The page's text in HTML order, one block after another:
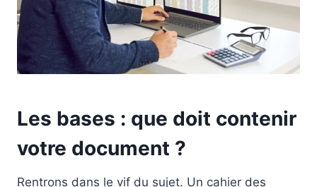
Les bases : que doit contenir
votre document ?
Rentrons dans le vif du sujet. Un cahier des